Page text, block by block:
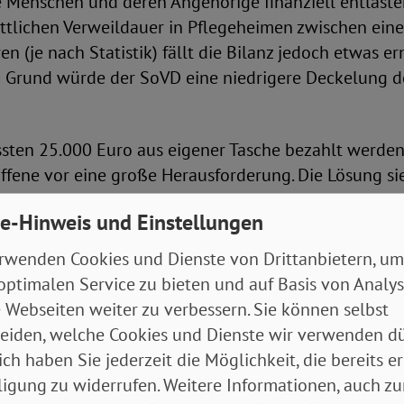
Verweildauer in Pflegeheimen zwischen
(je nach Statistik) fällt die Bilanz jedoch etwas
Grund würde der SoVD eine niedrigere Deckelung
25.000 Euro aus eigener Tasche bezahlt
vor eine große Herausforderung. Die Lösung
privaten Vorsorge und in dem Aus- bzw. Aufbau
der Pflegeversicherung. Mit einer
vielmehr die vollständige Übernahme aller
Zuzahlungen leisten müssen.
dank Pflegebudget?
will der Bundesgesundheitsminister auch die
Hinweis und Einstellungen
Cookies und Dienste von Drittanbietern,
Service zu bieten und auf Basis von
Webseiten weiter zu verbessern. Sie können selbst
welche Cookies und Dienste wir verwenden
haben Sie jederzeit die Möglichkeit, die bereits
zu widerrufen. Weitere Informationen, auch